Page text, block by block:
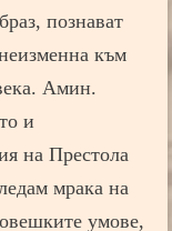
познават
към
Амин.
и
на Престола
мрака на
умове,